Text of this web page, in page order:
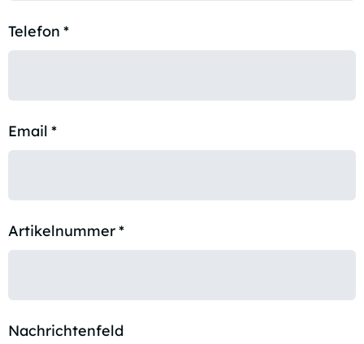
Telefon *
Email *
Artikelnummer*
Nachrichtenfeld